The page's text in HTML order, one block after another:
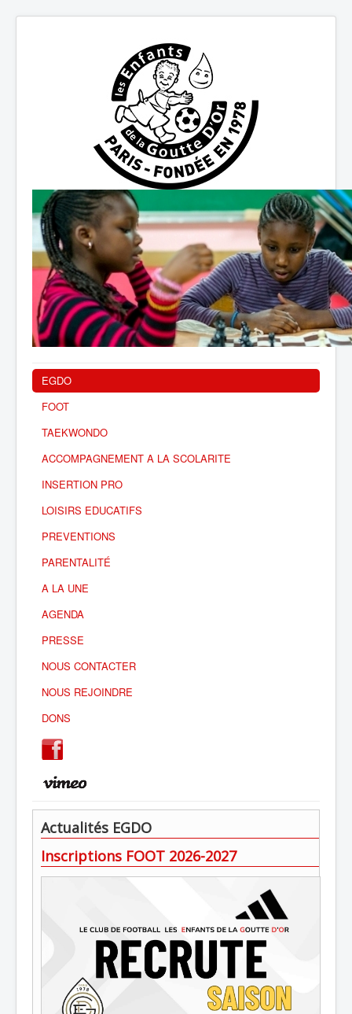
EGDO
FOOT
TAEKWONDO
ACCOMPAGNEMENT A LA SCOLARITE
INSERTION PRO
LOISIRS EDUCATIFS
PREVENTIONS
PARENTALITÉ
A LA UNE
AGENDA
PRESSE
NOUS CONTACTER
NOUS REJOINDRE
DONS
Actualités EGDO
Inscriptions FOOT 2026-2027